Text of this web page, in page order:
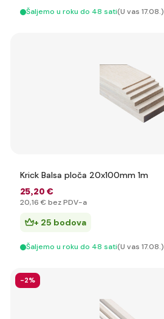
Šaljemo u roku do 48 sati(U vas 17.08.)
Krick Balsa ploča 20x100mm 1m
25,20 €
20,16 € bez PDV-a
+ 25 bodova
Šaljemo u roku do 48 sati(U vas 17.08.)
-2%